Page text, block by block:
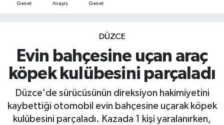
Genel Asayiş Genel
DÜZCE
Evin bahçesine uçan araç
köpek kulübesini parçaladı
Düzce'de sürücüsünün direksiyon hakimiyetini
kaybettiği otomobil evin bahçesine uçarak köpek
kulübesini parçaladı. Kazada 1 kişi yaralanırken,